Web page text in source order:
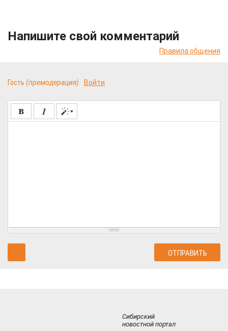
Напишите свой комментарий
Правила общения
Гость (премодерация) Войти
Сибирский
новостной портал